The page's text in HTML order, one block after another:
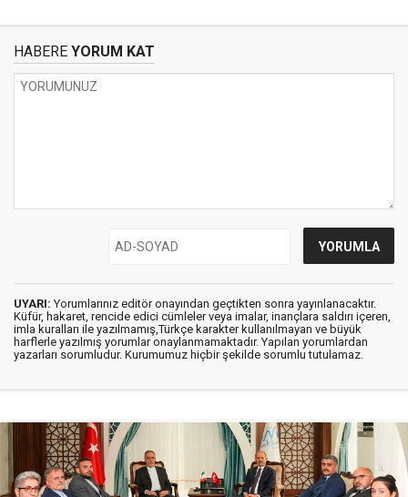
HABERE YORUM KAT
UYARI: Yorumlarınız editör onayından geçtikten sonra yayınlanacaktır.
Küfür, hakaret, rencide edici cümleler veya imalar, inançlara saldırı içeren,
imla kuralları ile yazılmamış,Türkçe karakter kullanılmayan ve büyük
harflerle yazılmış yorumlar onaylanmamaktadır. Yapılan yorumlardan
yazarları sorumludur. Kurumumuz hiçbir şekilde sorumlu tutulamaz.